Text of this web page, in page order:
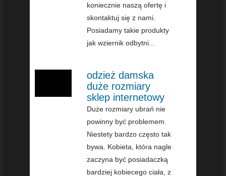
koniecznie naszą ofertę i
skontaktuj się z nami.
Posiadamy takie produkty
jak wziernik odbytni...
odzież damska
duże rozmiary
sklep internetowy
Duże rozmiary ubrań nie
powinny być problemem.
Niestety bardzo często tak
bywa. Kobieta, która nagle
zaczyna być posiadaczką
bardziej kobiecego ciała, z